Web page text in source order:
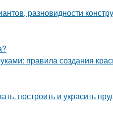
разновидности
правила создания
построить и украсить